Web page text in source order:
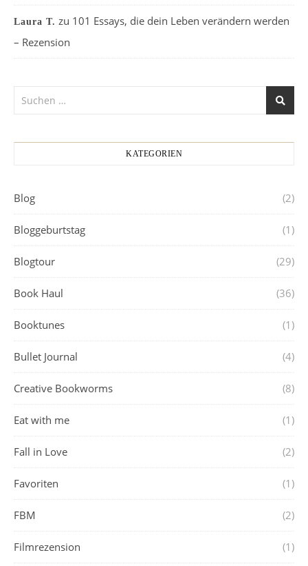
Laura T. zu 101 Essays, die dein Leben verändern werden
– Rezension
KATEGORIEN
Blog (2)
Bloggeburtstag (1)
Blogtour (29)
Book Haul (36)
Booktunes (1)
Bullet Journal (4)
Creative Bookworms (8)
Eat with me (1)
Fall in Love (2)
Favoriten (1)
FBM (2)
Filmrezension (1)